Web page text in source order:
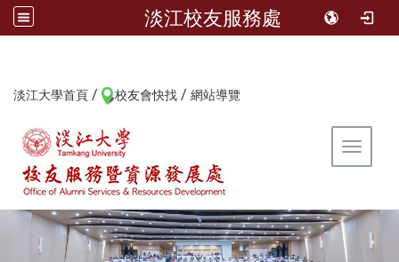
淡江校友服務處
淡江大學首頁 / 校友會快找 / 網站導覽
Toggle